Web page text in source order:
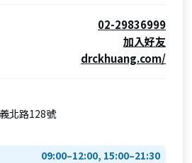
02-29836999
加入好友
drckhuang.com/
北路128號
09:00–12:00, 15:00–21:30